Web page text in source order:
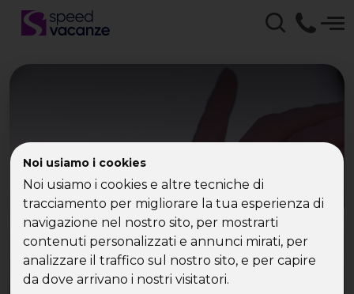
Noi usiamo i cookies
Noi usiamo i cookies e altre tecniche di
tracciamento per migliorare la tua esperienza di
navigazione nel nostro sito, per mostrarti
contenuti personalizzati e annunci mirati, per
analizzare il traffico sul nostro sito, e per capire
da dove arrivano i nostri visitatori.
Le donne scelgono
l'avventura